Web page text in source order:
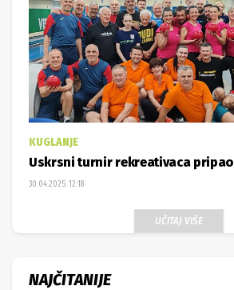
KUGLANJE
Uskrsni turnir rekreativaca pripao
30.04.2025. 12:18
UČITAJ VIŠE
NAJČITANIJE